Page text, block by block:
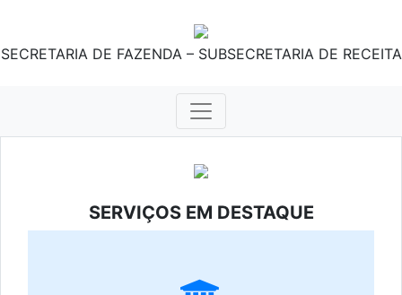
SECRETARIA DE FAZENDA – SUBSECRETARIA DE RECEITA
SERVIÇOS EM DESTAQUE